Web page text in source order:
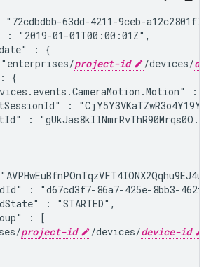
"72cdbdbb-63dd-4211-9ceb-
: "2019-01-01T00:00:01Z",
: {
project-id /devices/
{
" : {
:
:
: "d67cd3f7-86a7-425e-8bb3-
: "STARTED",
: [
project-id /devices/device-id